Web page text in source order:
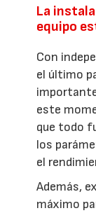
La
equipo
Con
el último
este
que todo
los
el
Además,
máximo